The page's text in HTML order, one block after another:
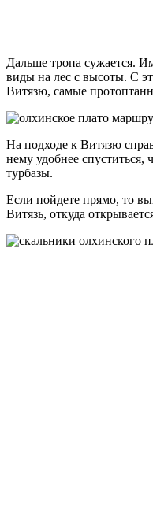
Дальше тропа сужается.
виды на лес с высоты. С
Витязю, самые
На подходе к Витязю
нему удобнее спуститься,
турбазы.
Если пойдете прямо, то
Витязь, откуда